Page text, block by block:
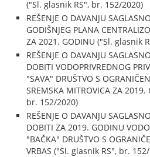
("Sl. glasnik RS", br. 152/2020)
REŠENJE O DAVANJU
GODIŠNJEG PLANA
ZA 2021. GODINU ("Sl. glasnik
REŠENJE O DAVANJU
DOBITI VODOPRIVREDNOG
"SAVA" DRUŠTVO S
SREMSKA MITROVICA ZA
br. 152/2020)
REŠENJE O DAVANJU
DOBITI ZA 2019. GODINU
"BAČKA" DRUŠTVO S
VRBAS ("Sl. glasnik RS", br.